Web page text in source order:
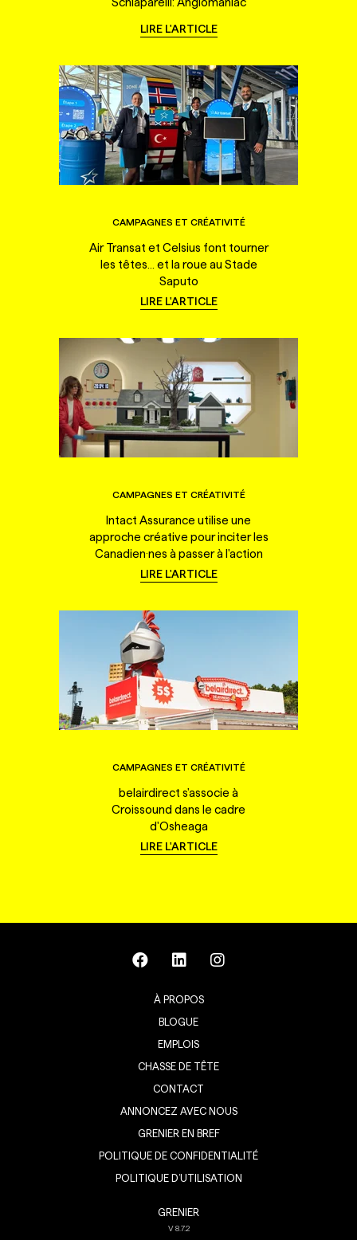
LIRE L'ARTICLE
CAMPAGNES ET CRÉATIVITÉ
Air Transat et Celsius font tourner
les têtes... et la roue au Stade
Saputo
LIRE L'ARTICLE
CAMPAGNES ET CRÉATIVITÉ
Intact Assurance utilise une
approche créative pour inciter les
Canadien·nes à passer à l'action
LIRE L'ARTICLE
CAMPAGNES ET CRÉATIVITÉ
belairdirect s'associe à
Croissound dans le cadre
d'Osheaga
LIRE L'ARTICLE
À PROPOS
BLOGUE
EMPLOIS
CHASSE DE TÊTE
CONTACT
ANNONCEZ AVEC NOUS
GRENIER EN BREF
POLITIQUE DE CONFIDENTIALITÉ
POLITIQUE D’UTILISATION
GRENIER
V8.7.2